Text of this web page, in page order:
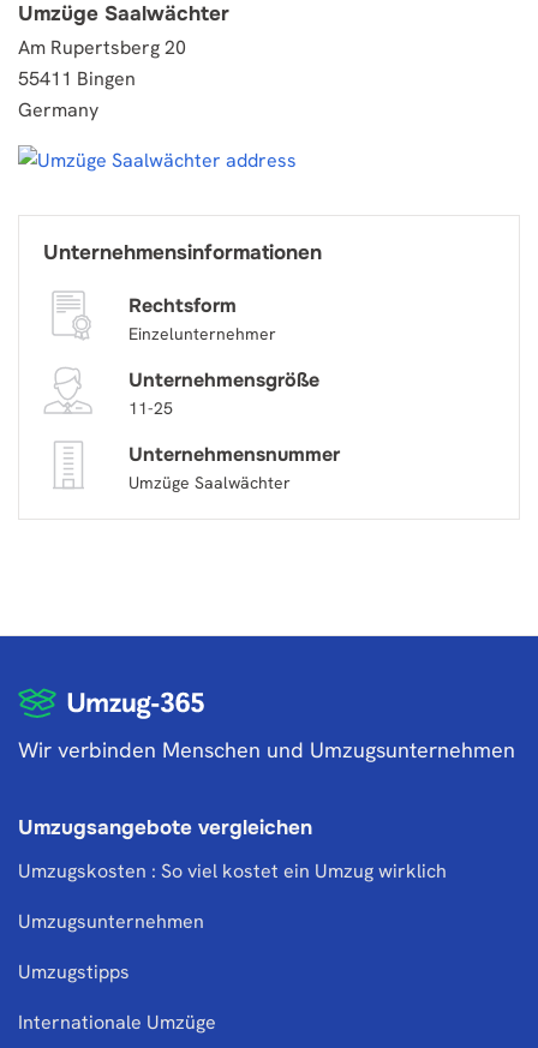
Umzüge Saalwächter
Am Rupertsberg 20
55411 Bingen
Germany
Unternehmensinformationen
Rechtsform
Einzelunternehmer
Unternehmensgröße
11-25
Unternehmensnummer
Umzüge Saalwächter
Wir verbinden Menschen und Umzugsunternehmen
Umzugsangebote vergleichen
Umzugskosten : So viel kostet ein Umzug wirklich
Umzugsunternehmen
Umzugstipps
Internationale Umzüge